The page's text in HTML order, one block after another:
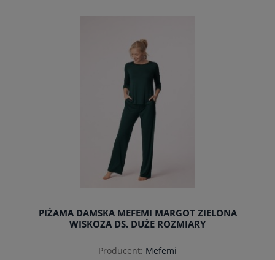
PIŻAMA DAMSKA MEFEMI MARGOT ZIELONA
WISKOZA DS. DUŻE ROZMIARY
Producent: Mefemi